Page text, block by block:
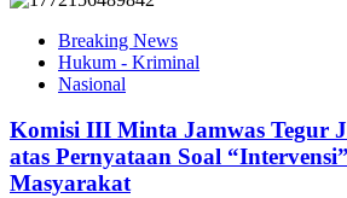
Breaking News
Hukum - Kriminal
Nasional
Komisi III Minta Jamwas Tegur
atas Pernyataan Soal
Masyarakat